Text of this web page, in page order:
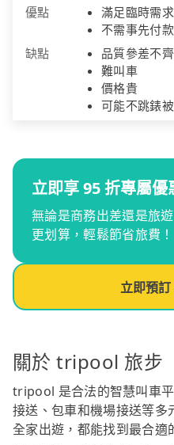
優點
滿足臨時需求
不需事先付款
缺點
品質參差不齊
難叫車
價格貴
可能不跳錶
立即享 95 折專屬優
無論是商務出差還是旅
更划算，輕鬆節省旅費！
立即預
關於 tripool 旅步
tripool 是合法的智慧叫車
接送、包車和機場接送等
全家出遊，都能找到最合適